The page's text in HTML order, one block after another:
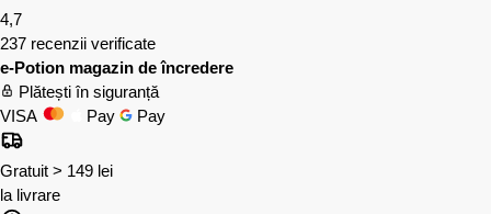
4,7
237 recenzii verificate
e-Potion magazin de încredere
Plătești în siguranță
VISA
Pay Pay
Gratuit > 149 lei
la livrare